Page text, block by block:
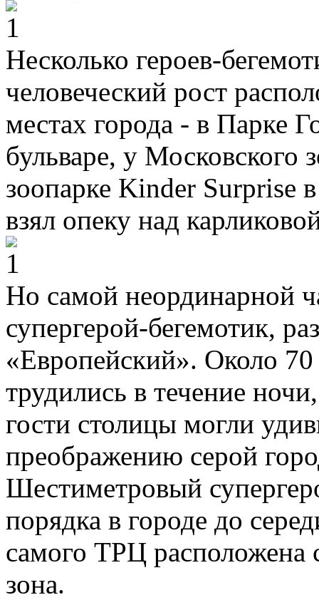
Несколько героев-
человеческий рост
местах города - в Парке
бульваре, у Московского
зоопарке Kinder Surprise
взял опеку над
Но самой неординарной
супергерой-бегемотик,
«Европейский». Около
трудились в течение
гости столицы могли
преображению серой
Шестиметровый
порядка в городе до
самого ТРЦ расположена
зона.